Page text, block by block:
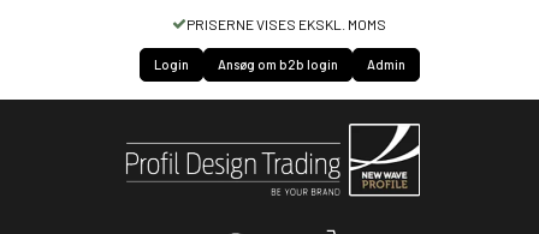
HURTIG SERVICE OF LEVERING
Login Ansøg om b2b login Admin